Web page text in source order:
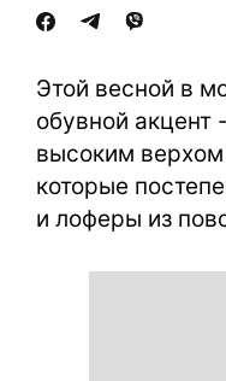
Этой весной в
обувной акцент
высоким
которые
и лоферы из